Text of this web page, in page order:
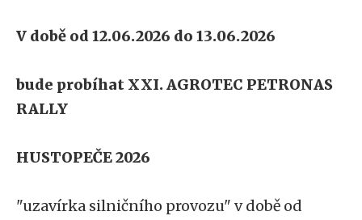
V době od 12.06.2026 do 13.06.2026
bude probíhat XXI. AGROTEC PETRONAS
RALLY
HUSTOPEČE 2026
"uzavírka silničního provozu" v době od